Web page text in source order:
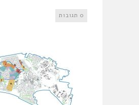
0 תגובות